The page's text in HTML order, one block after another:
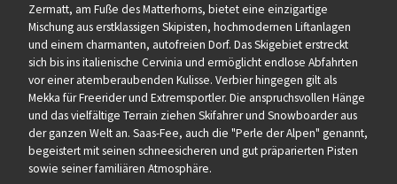
Zermatt, am Fuße des Matterhorns, bietet eine einzigartige
Mischung aus erstklassigen Skipisten, hochmodernen Liftanlagen
und einem charmanten, autofreien Dorf. Das Skigebiet erstreckt
sich bis ins italienische Cervinia und ermöglicht endlose Abfahrten
vor einer atemberaubenden Kulisse. Verbier hingegen gilt als
Mekka für Freerider und Extremsportler. Die anspruchsvollen Hänge
und das vielfältige Terrain ziehen Skifahrer und Snowboarder aus
der ganzen Welt an. Saas-Fee, auch die "Perle der Alpen" genannt,
begeistert mit seinen schneesicheren und gut präparierten Pisten
sowie seiner familiären Atmosphäre.